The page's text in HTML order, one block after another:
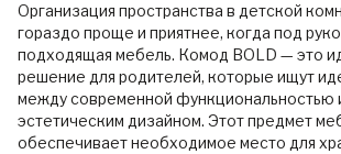
Организация пространства в детской
гораздо проще и приятнее, когда под
подходящая мебель. Комод BOLD — это
решение для родителей, которые ищут
между современной функциональностью
эстетическим дизайном. Этот предмет
обеспечивает необходимое место для